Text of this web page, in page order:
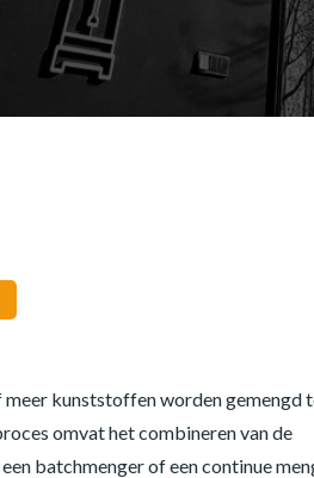
kunststoffen worden gemengd
omvat het combineren van de
batchmenger of een continue